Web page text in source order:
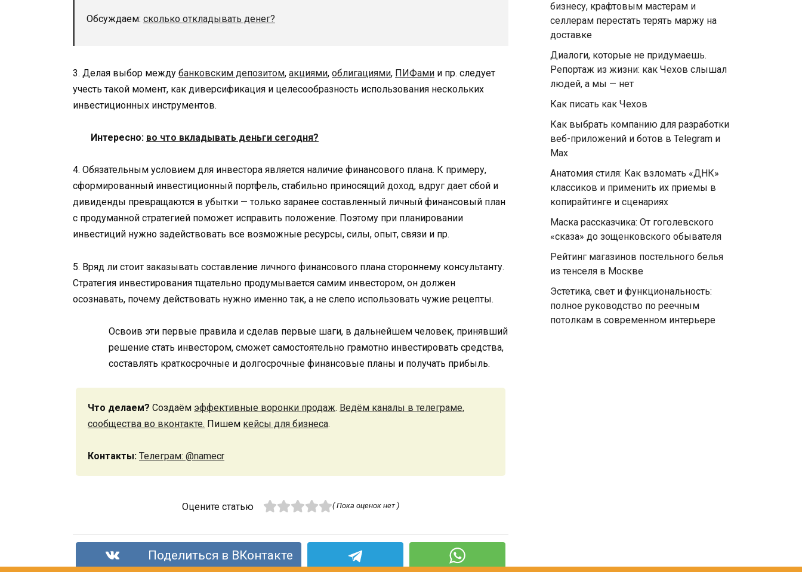
Обсуждаем: сколько откладывать денег?
3. Делая выбор между банковским депозитом, акциями, облигациями, ПИФами и пр. следует
учесть такой момент, как диверсификация и целесообразность использования нескольких
инвестиционных инструментов.
Интересно: во что вкладывать деньги сегодня?
4. Обязательным условием для инвестора является наличие финансового плана. К примеру,
сформированный инвестиционный портфель, стабильно приносящий доход, вдруг дает сбой и
дивиденды превращаются в убытки — только заранее составленный личный финансовый план
с продуманной стратегией поможет исправить положение. Поэтому при планировании
инвестиций нужно задействовать все возможные ресурсы, силы, опыт, связи и пр.
5. Вряд ли стоит заказывать составление личного финансового плана стороннему консультанту.
Стратегия инвестирования тщательно продумывается самим инвестором, он должен
осознавать, почему действовать нужно именно так, а не слепо использовать чужие рецепты.
Освоив эти первые правила и сделав первые шаги, в дальнейшем человек, принявший
решение стать инвестором, сможет самостоятельно грамотно инвестировать средства,
составлять краткосрочные и долгосрочные финансовые планы и получать прибыль.
Что делаем? Создаём эффективные воронки продаж. Ведём каналы в телеграме,
сообщества во вконтакте. Пишем кейсы для бизнеса.
Контакты: Телеграм: @namecr
Оцените статью ( Пока оценок нет )
Поделиться в ВКонтакте
бизнесу, крафтовым мастерам и
селлерам перестать терять маржу на
доставке
Диалоги, которые не придумаешь.
Репортаж из жизни: как Чехов слышал
людей, а мы — нет
Как писать как Чехов
Как выбрать компанию для разработки
веб-приложений и ботов в Telegram и
Max
Анатомия стиля: Как взломать «ДНК»
классиков и применить их приемы в
копирайтинге и сценариях
Маска рассказчика: От гоголевского
«сказа» до зощенковского обывателя
Рейтинг магазинов постельного белья
из тенселя в Москве
Эстетика, свет и функциональность:
полное руководство по реечным
потолкам в современном интерьере